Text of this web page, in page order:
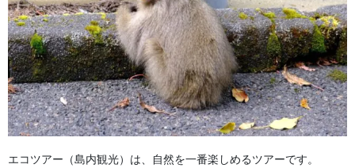
エコツアー（島内観光）は、自然を一番楽しめるツアーです。